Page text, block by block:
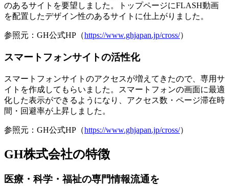
のあるサイトを要望しました。
トップページにFLASH動画
を配置したデザイン性のあるサイトに仕上がりました。
参照元：GH公式HP（https://www.ghjapan.jp/cross/）
スマートフォンサイトの活性化
スマートフォンサイトのアクセスが増えてきたので、専用サ
イトを作成してもらいました。スマートフォンの画面に最適
化した表示ができるようになり、 アクセス数・ページ滞在時
間・回避率が上昇しました。
参照元：GH公式HP（https://www.ghjapan.jp/cross/）
GH株式会社の特徴
医療・科学・福祉の専門情報流通を